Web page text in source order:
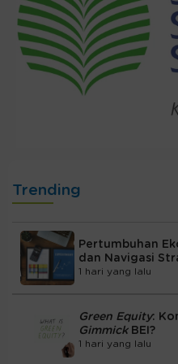
Trending
Pertumbuhan
dan Navigasi
1 hari yang lalu
Green Equity:
Gimmick BEI?
1 hari yang lalu